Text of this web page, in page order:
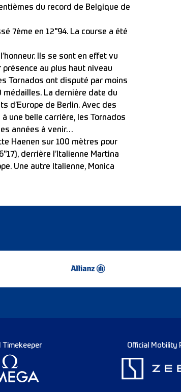
du record de Belgique de
7ème en 12"94. La course a été
Ils se sont en effet vu
au plus haut niveau
Tornados ont disputé par moins
médailles. La dernière date du
d’Europe de Berlin. Avec des
une belle carrière, les Tornados
années à venir…
Haenen sur 100 mètres pour
derrière l’Italienne Martina
Une autre Italienne, Monica
Timekeeper Official Mobility